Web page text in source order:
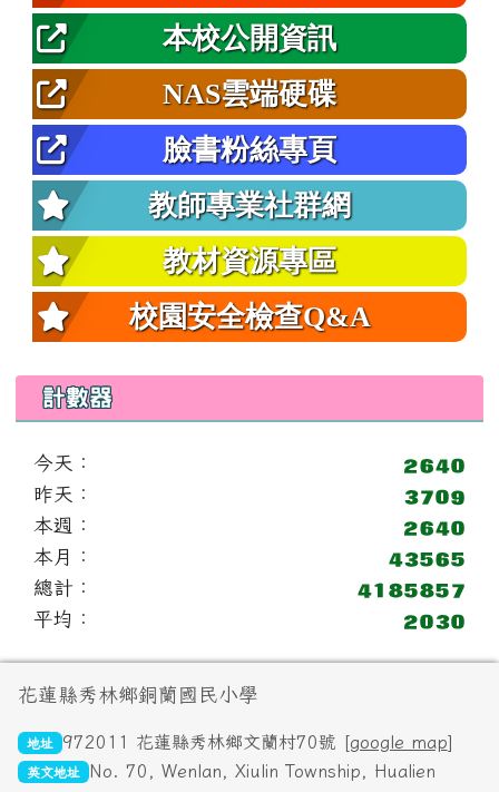
本校公開資訊
NAS雲端硬碟
臉書粉絲專頁
教師專業社群網
教材資源專區
校園安全檢查Q&A
計數器
今天：
昨天：
本週：
本月：
總計：
平均：
頁尾區域內容
花蓮縣秀林鄉銅蘭國民小學
地址 972011 花蓮縣秀林鄉文蘭村70號 [google map]
英文地址
No. 70, Wenlan, Xiulin Township, Hualien